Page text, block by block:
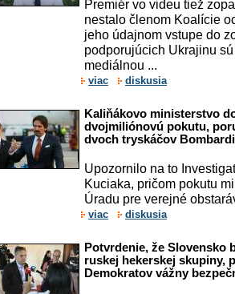
Premiér vo videu tiež
nestalo členom Koalície
jeho údajnom vstupe do
podporujúcich Ukrajinu
mediálnou ...
viac diskusia
Kaliňákovo ministerstvo
dvojmiliónovú pokutu,
dvoch tryskáčov
Upozornilo na to
Kuciaka, pričom pokutu
Úradu pre verejné
viac diskusia
Potvrdenie, že Slovensko
ruskej hekerskej skupiny,
Demokratov vážny